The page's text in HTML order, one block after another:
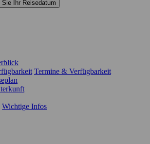
Sie Ihr Reisedatum
Termine & Verfügbarkeit
Wichtige Infos